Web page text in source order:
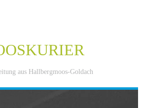
aus Hallbergmoos-Goldach